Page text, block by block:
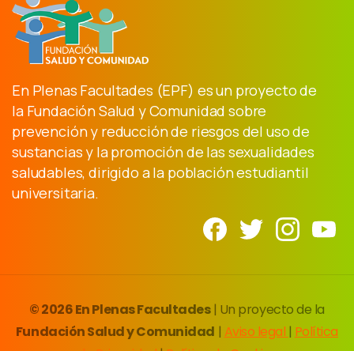
En Plenas Facultades (EPF) es un proyecto de
la Fundación Salud y Comunidad sobre
prevención y reducción de riesgos del uso de
sustancias y la promoción de las sexualidades
saludables, dirigido a la población estudiantil
universitaria.
© 2026 En Plenas Facultades| Un proyecto de la
Fundación Salud y Comunidad | Aviso legal | Política